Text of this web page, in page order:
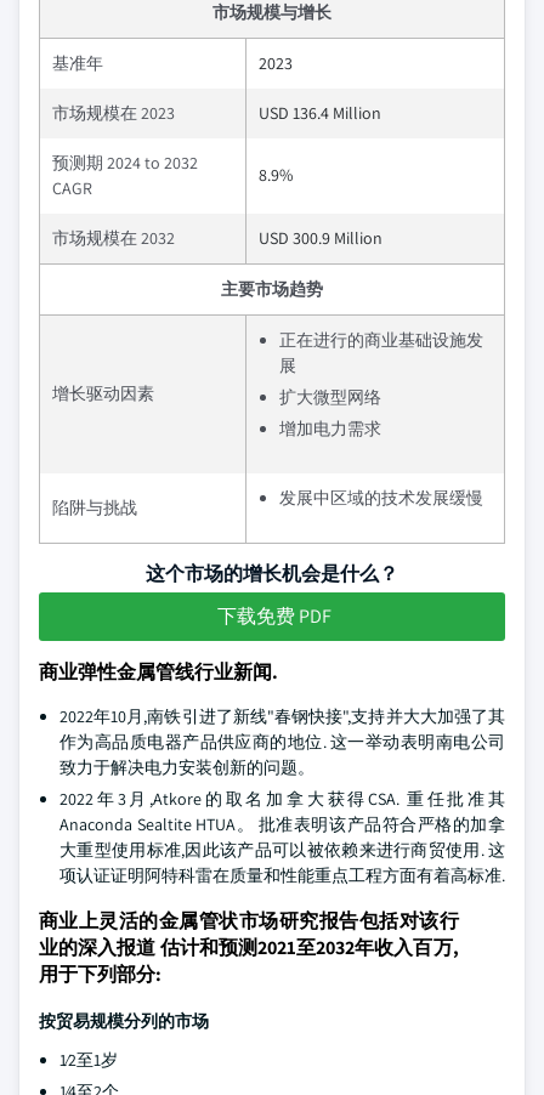
市场规模与增长
基准年 2023
市场规模在 2023 USD 136.4 Million
预测期 2024 to 2032
CAGR
8.9%
市场规模在 2032 USD 300.9 Million
主要市场趋势
增长驱动因素
正在进行的商业基础设施发
展
扩大微型网络
增加电力需求
陷阱与挑战 发展中区域的技术发展缓慢
这个市场的增长机会是什么？
下载免费 PDF
商业弹性金属管线行业新闻.
2022年10月,南铁引进了新线"春钢快接",支持并大大加强了其
作为高品质电器产品供应商的地位. 这一举动表明南电公司
致力于解决电力安装创新的问题。
2022年3月,Atkore的取名加拿大获得CSA. 重任批准其
Anaconda Sealtite HTUA。 批准表明该产品符合严格的加拿
大重型使用标准,因此该产品可以被依赖来进行商贸使用. 这
项认证证明阿特科雷在质量和性能重点工程方面有着高标准.
商业上灵活的金属管状市场研究报告包括对该行
业的深入报道 估计和预测2021至2032年收入百万,
用于下列部分:
按贸易规模分列的市场
1⁄2至1岁